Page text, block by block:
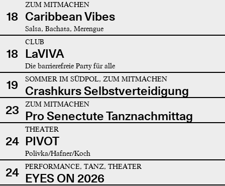
18
ZUM MITMACHEN
Caribbean Vibes
Salsa, Bachata, Merengue
18
CLUB
LaVIVA
Die barrierefreie Party für alle
19 SOMMER IM SÜDPOL, ZUM MITMACHEN
Crashkurs Selbstverteidigung
23
ZUM MITMACHEN
Pro Senectute Tanznachmittag
24
THEATER
PIVOT
Polivka/Hafner/Koch
24 PERFORMANCE, TANZ, THEATER
EYES ON 2026